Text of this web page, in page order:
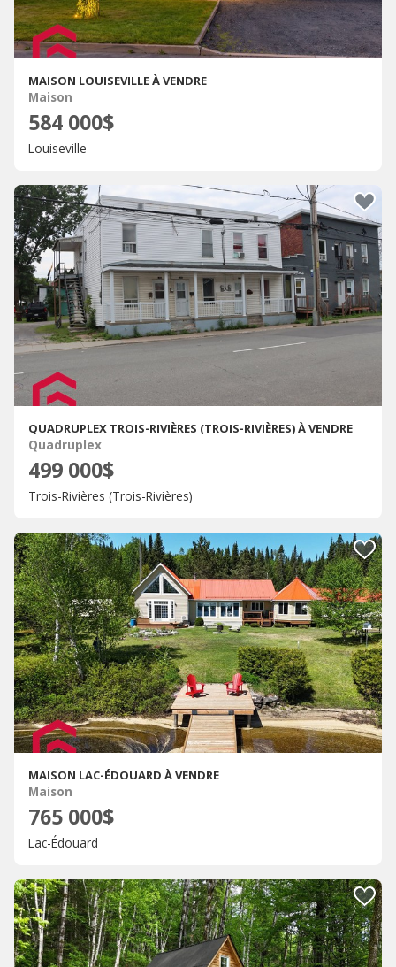
MAISON LOUISEVILLE À VENDRE
Maison
584 000$
Louiseville
QUADRUPLEX TROIS-RIVIÈRES (TROIS-RIVIÈRES) À VENDRE
Quadruplex
499 000$
Trois-Rivières (Trois-Rivières)
MAISON LAC-ÉDOUARD À VENDRE
Maison
765 000$
Lac-Édouard